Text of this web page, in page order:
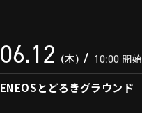
06.12 （木） 10:00 開始
ENEOSとどろきグラウンド